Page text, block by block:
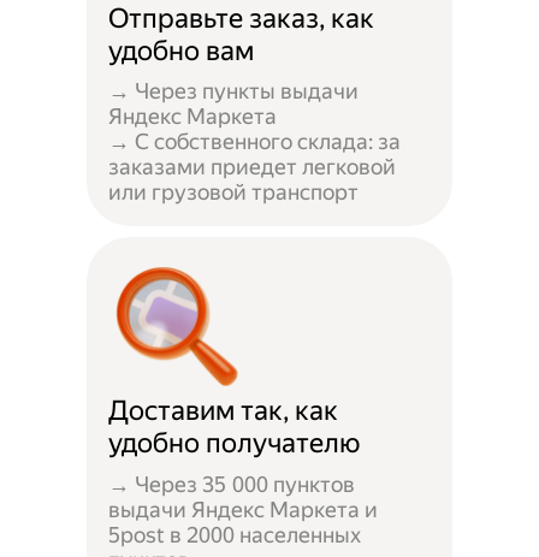
Отправьте заказ, как
удобно вам
→ Через пункты выдачи
Яндекс Маркета
→ С собственного склада: за
заказами приедет легковой
или грузовой транспорт
Доставим так, как
удобно получателю
→ Через 35 000 пунктов
выдачи Яндекс Маркета и
5post в 2000 населенных